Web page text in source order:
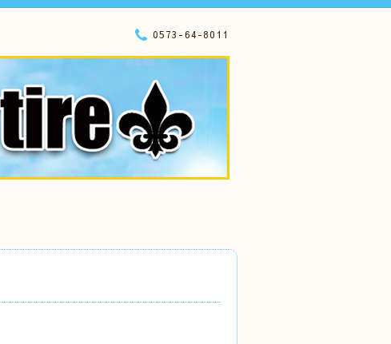
0573-64-8011